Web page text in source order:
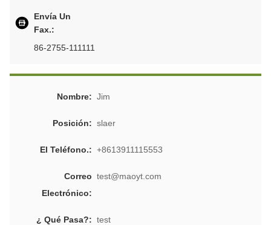
Envía Un
Fax.:
86-2755-111111
Nombre: Jim
Posición: slaer
El Teléfono.: +8613911115553
Correo
Electrónico:
test@maoyt.com
¿ Qué Pasa?: test